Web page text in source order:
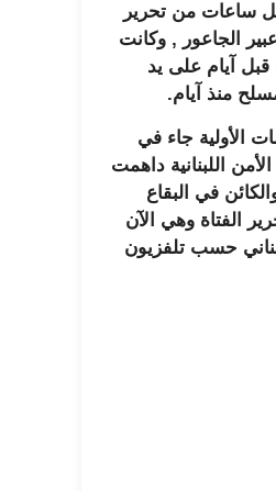
ساعات من تحرير
الجاعور , وكانت
آيام على يد
منذ آيام.
الأولية جاء في
اللبنانية داهمت
في البقاع
الفتاة وهي الآن
حسب تلفزيون